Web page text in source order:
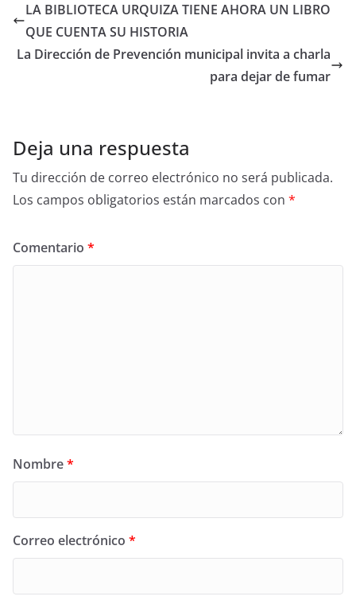
LA BIBLIOTECA URQUIZA TIENE AHORA UN LIBRO
QUE CUENTA SU HISTORIA
La Dirección de Prevención municipal invita a charla
para dejar de fumar
Deja una respuesta
Tu dirección de correo electrónico no será publicada.
Los campos obligatorios están marcados con *
Comentario *
Nombre*
Correo electrónico *